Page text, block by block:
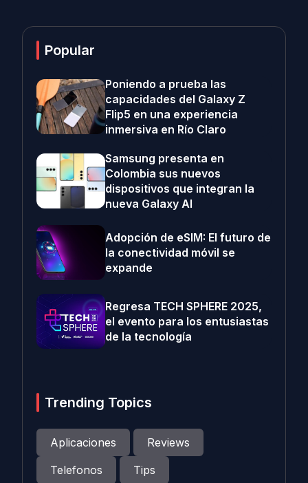
Popular
Poniendo a prueba las
capacidades del Galaxy Z
Flip5 en una experiencia
inmersiva en Río Claro
Samsung presenta en
Colombia sus nuevos
dispositivos que integran la
nueva Galaxy AI
Adopción de eSIM: El futuro de
la conectividad móvil se
expande
Regresa TECH SPHERE 2025,
el evento para los entusiastas
de la tecnología
Trending Topics
Aplicaciones
Reviews
Telefonos
Tips